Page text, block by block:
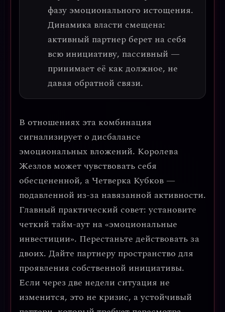
фазу эмоционального истощения.
Динамика власти смещена:
активный партнер берет на себя
всю инициативу, пассивный —
принимает её как должное, не
давая обратной связи.
В отношениях эта комбинация
сигнализирует о дисбалансе
эмоциональных вложений. Королева
Жезлов может чувствовать себя
обесцененной, а Четверка Кубков —
подавленной из-за навязанной активности.
Главный практический совет: установите
четкий тайм-аут на «эмоциональные
инвестиции». Перестаньте действовать за
двоих. Дайте партнеру пространство для
проявления собственной инициативы.
Если через две недели ситуация не
изменится, это не кризис, а устойчивый